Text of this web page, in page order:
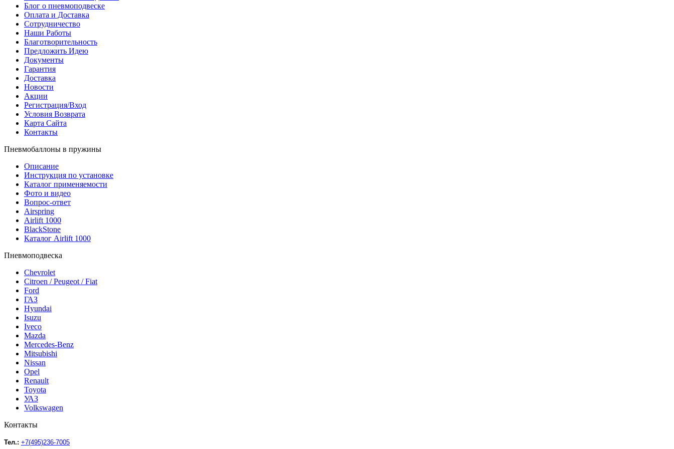
Блог о пневмоподвеске
Оплата и Доставка
Сотрудничество
Наши Работы
Благотворительность
Предложить Идею
Документы
Гарантия
Доставка
Новости
Акции
Регистрация/Вход
Условия Возврата
Карта Сайта
Контакты
Пневмобаллоны в пружины
Описание
Инструкция по установке
Каталог применяемости
Фото и видео
Вопрос-ответ
Airspring
Airlift 1000
BlackStone
Каталог Airlift 1000
Пневмоподвеска
Chevrolet
Citroen / Peugeot / Fiat
Ford
ГАЗ
Hyundai
Isuzu
Iveco
Mazda
Mercedes-Benz
Mitsubishi
Nissan
Opel
Renault
Toyota
УАЗ
Volkswagen
Контакты
Тел.: +7(495)236-7005